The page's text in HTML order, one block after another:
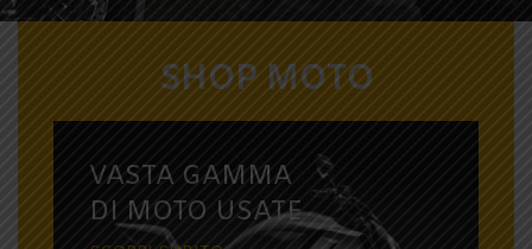
SHOP MOTO
VASTA GAMMA
DI MOTO USATE